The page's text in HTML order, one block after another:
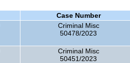
Case Number
Criminal Misc
50478/2023
Criminal Misc
50451/2023